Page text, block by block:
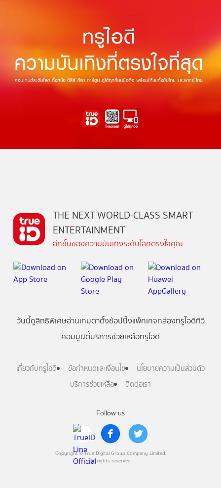
Follow us
Copyright © True Digital Group Company Limited.
All rights reserved
THE NEXT WORLD-CLASS SMART
ENTERTAINMENT
อีกขั้นของความบันเทิงระดับโลกตรงใจคุณ
วันนี้ดูสิทธิพิเศษอ่านเกมตาตั้งช้อปปิ้งแพ็กเกจกล่องทรูไอดีทีวี
คอมมูนิตี้บริการช่วยเหลือทรูไอดี
เกี่ยวกับทรูไอดี ข้อกำหนดและเงื่อนไข
นโยบายความเป็นส่วนตัว
บริการช่วยเหลือ
ติดต่อเรา